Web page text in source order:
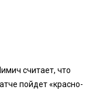
считает, что
пойдет «красно-